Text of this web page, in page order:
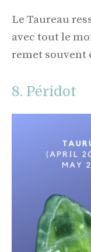
Le Taureau
avec tout le
remet souvent
8. Péridot